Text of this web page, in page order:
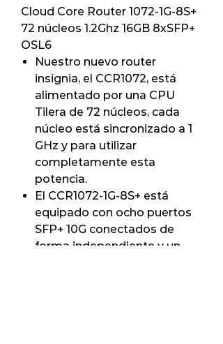
Cloud Core Router 1072-1G-8S+
72 núcleos 1.2Ghz 16GB 8xSFP+
OSL6
Nuestro nuevo router
insignia, el CCR1072, está
alimentado por una CPU
Tilera de 72 núcleos, cada
núcleo está sincronizado a 1
GHz y para utilizar
completamente esta
potencia.
El CCR1072-1G-8S+ está
equipado con ocho puertos
SFP+ 10G conectados de
forma independiente y un